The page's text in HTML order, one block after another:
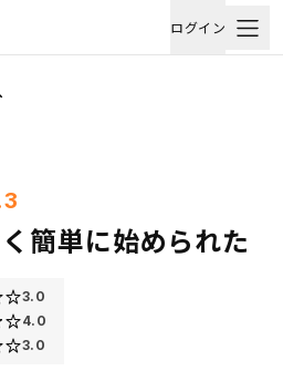
ログイン
簡単に始められた
3.0
4.0
3.0